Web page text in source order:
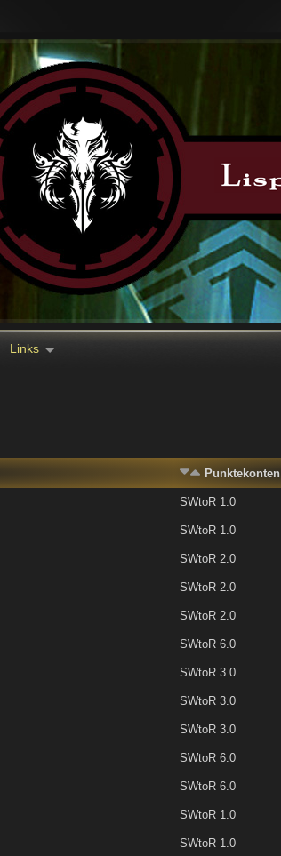
Links
Punktekonten
SWtoR 1.0
SWtoR 1.0
SWtoR 2.0
SWtoR 2.0
SWtoR 2.0
SWtoR 6.0
SWtoR 3.0
SWtoR 3.0
SWtoR 3.0
SWtoR 6.0
SWtoR 6.0
SWtoR 1.0
SWtoR 1.0